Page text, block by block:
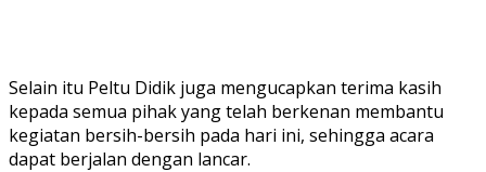
Selain itu Peltu Didik juga mengucapkan terima kasih
kepada semua pihak yang telah berkenan membantu
kegiatan bersih-bersih pada hari ini, sehingga acara
dapat berjalan dengan lancar.